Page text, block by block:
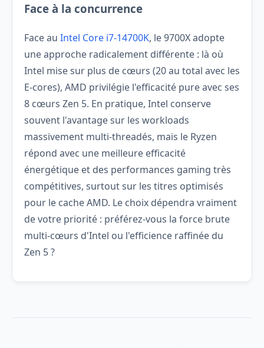
Face à la concurrence
Face au Intel Core i7-14700K, le 9700X adopte
une approche radicalement différente : là où
Intel mise sur plus de cœurs (20 au total avec les
E-cores), AMD privilégie l'efficacité pure avec ses
8 cœurs Zen 5. En pratique, Intel conserve
souvent l'avantage sur les workloads
massivement multi-threadés, mais le Ryzen
répond avec une meilleure efficacité
énergétique et des performances gaming très
compétitives, surtout sur les titres optimisés
pour le cache AMD. Le choix dépendra vraiment
de votre priorité : préférez-vous la force brute
multi-cœurs d'Intel ou l'efficience raffinée du
Zen 5 ?